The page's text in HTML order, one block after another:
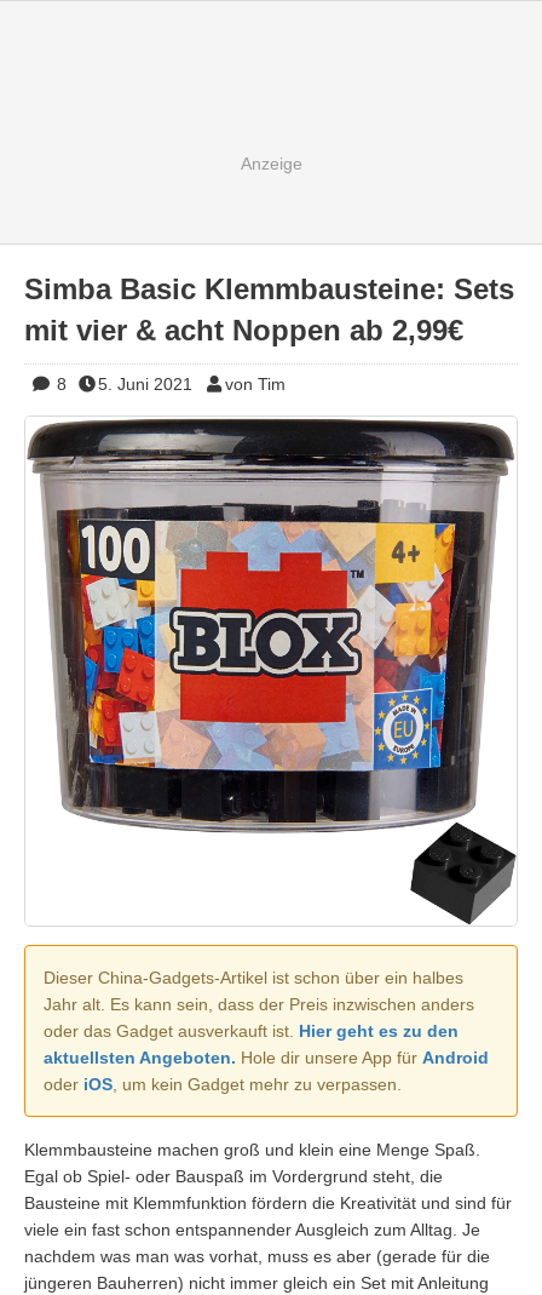
Simba Basic Klemmbausteine: Sets
mit vier & acht Noppen ab 2,99€
8 5. Juni 2021 von Tim
Dieser China-Gadgets-Artikel ist schon über ein halbes
Jahr alt. Es kann sein, dass der Preis inzwischen anders
oder das Gadget ausverkauft ist. Hier geht es zu den
aktuellsten Angeboten. Hole dir unsere App für Android
oder iOS , um kein Gadget mehr zu verpassen.
Klemmbausteine machen groß und klein eine Menge Spaß.
Egal ob Spiel- oder Bauspaß im Vordergrund steht, die
Bausteine mit Klemmfunktion fördern die Kreativität und sind für
viele ein fast schon entspannender Ausgleich zum Alltag. Je
nachdem was man was vorhat, muss es aber (gerade für die
jüngeren Bauherren) nicht immer gleich ein Set mit Anleitung